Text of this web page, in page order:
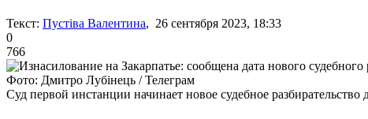
Текст: Пустіва Валентина, 26 сентября 2023, 18:33
0
766
Фото: Дмитро Лубінець / Телеграм
Суд первой инстанции начинает новое судебное разбирательство